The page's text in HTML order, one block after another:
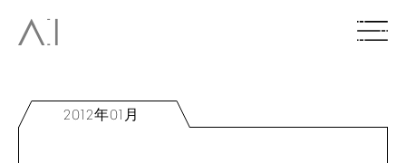
2012年01月